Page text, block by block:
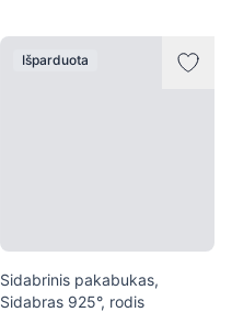
Išparduota
Sidabrinis pakabukas,
Sidabras 925°, rodis